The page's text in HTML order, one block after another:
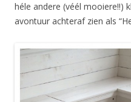
héle andere (véél mooiere!!)
avontuur achteraf zien als